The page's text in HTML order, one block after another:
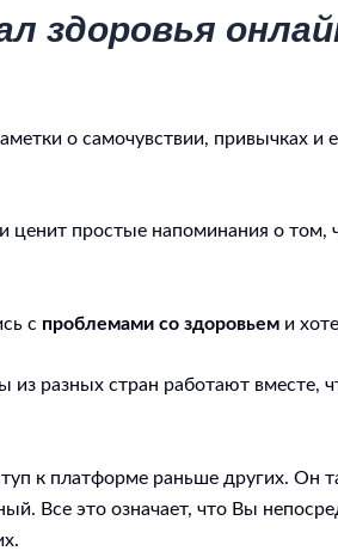
здоровья
о самочувствии, привычках
ценит простые напоминания о
с проблемами со здоровьем и
из разных стран работают
к платформе раньше других. Он
Все это означает, что Вы